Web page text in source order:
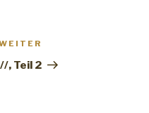
Beitrag
, Teil 2